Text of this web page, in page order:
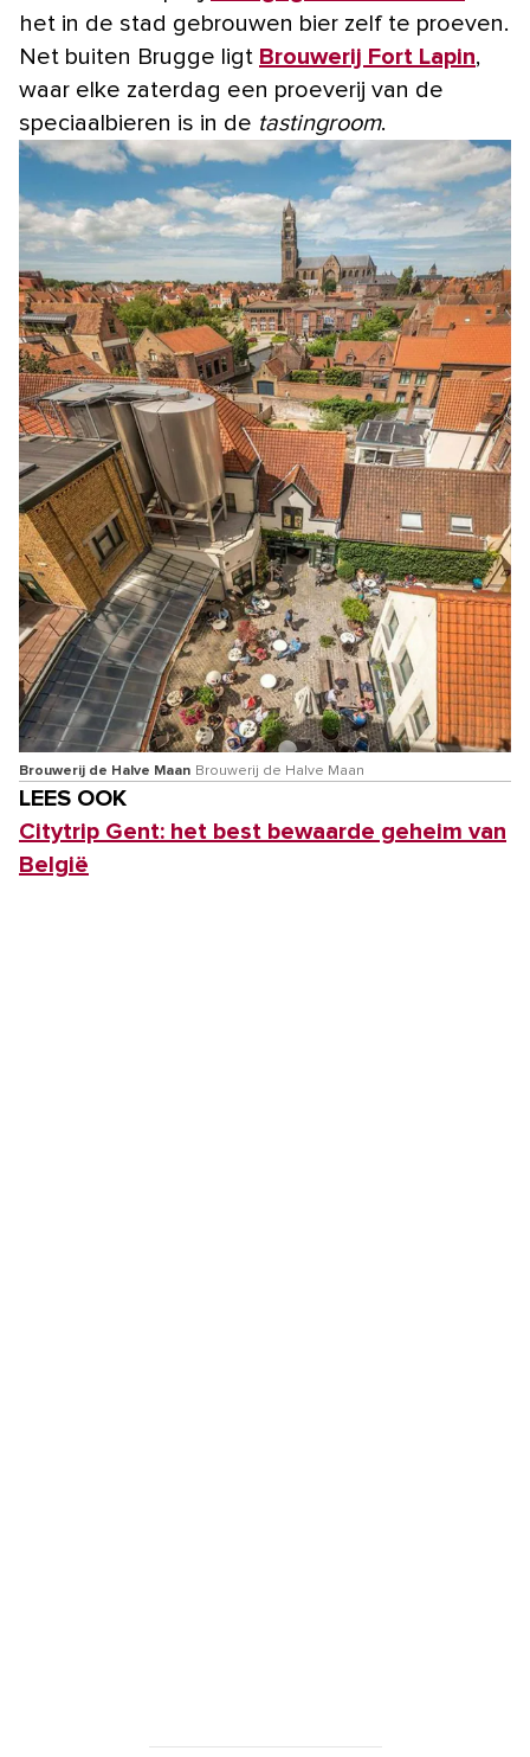
het in de stad gebrouwen bier zelf te proeven.
Net buiten Brugge ligt Brouwerij Fort Lapin,
waar elke zaterdag een proeverij van de
speciaalbieren is in de tastingroom.
Brouwerij de Halve Maan Brouwerij de Halve Maan
LEES OOK
Citytrip Gent: het best bewaarde geheim van
België